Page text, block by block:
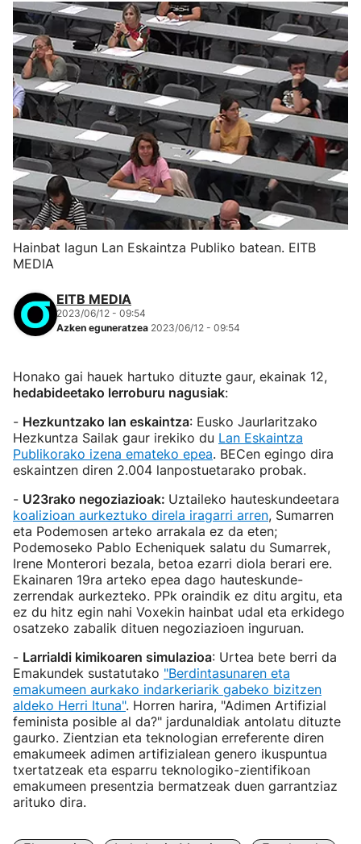
Hainbat lagun Lan Eskaintza Publiko batean. EITB
MEDIA
EITB MEDIA
2023/06/12 - 09:54
Azken eguneratzea 2023/06/12 - 09:54
Honako gai hauek hartuko dituzte gaur, ekainak 12,
hedabideetako lerroburu nagusiak:
- Hezkuntzako lan eskaintza: Eusko Jaurlaritzako
Hezkuntza Sailak gaur irekiko du Lan Eskaintza
Publikorako izena emateko epea. BECen egingo dira
eskaintzen diren 2.004 lanpostuetarako probak.
- U23rako negoziazioak: Uztaileko hauteskundeetara
koalizioan aurkeztuko direla iragarri arren, Sumarren
eta Podemosen arteko arrakala ez da eten;
Podemoseko Pablo Echeniquek salatu du Sumarrek,
Irene Monterori bezala, betoa ezarri diola berari ere.
Ekainaren 19ra arteko epea dago hauteskunde-
zerrendak aurkezteko. PPk oraindik ez ditu argitu, eta
ez du hitz egin nahi Voxekin hainbat udal eta erkidego
osatzeko zabalik dituen negoziazioen inguruan.
- Larrialdi kimikoaren simulazioa: Urtea bete berri da
Emakundek sustatutako "Berdintasunaren eta
emakumeen aurkako indarkeriarik gabeko bizitzen
aldeko Herri Ituna". Horren harira, "Adimen Artifizial
feminista posible al da?" jardunaldiak antolatu dituzte
gaurko. Zientzian eta teknologian erreferente diren
emakumeek adimen artifizialean genero ikuspuntua
txertatzeak eta esparru teknologiko-zientifikoan
emakumeen presentzia bermatzeak duen garrantziaz
arituko dira.